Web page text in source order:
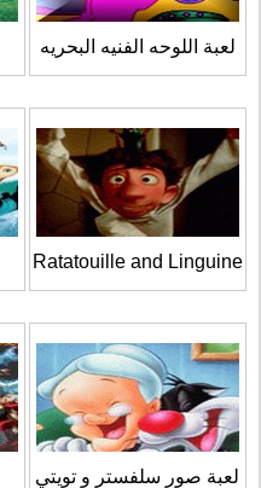
لعبة اللوحه الفنيه البحريه
Ratatouille and Linguine
لعبة صور سلفستر و تويتي